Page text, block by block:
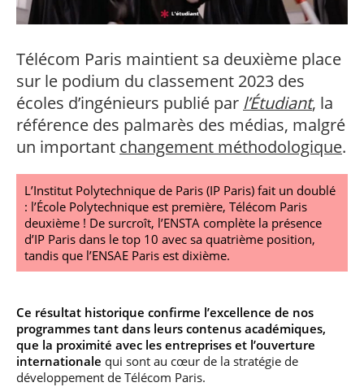
S’engager à Télécom
Paris
responsable : nos
Parcours Numérique
Enquête 1er emploi
Corps des Mines
donnant accès aux
Corps techniques de
l’État
Artificielle en
alternance
Expert
cybersécurité des
réseaux et des
systèmes
d’information
Intelligence
Intelligence
Artificielle
multimodale et
autonome
Je suis élève en
situation de
faire ?
Vous êtes admis,
préparez votre
arrivée
Financement
solutions Mastère
Spécialisé
Brochures &
contacts
Événements des
formations de
professionnel
• Journaliste
• Diplômé
• Créateur d’entreprise
Télécom Paris maintient sa deuxième place
sur le podium du classement 2023 des
écoles d’ingénieurs publié par l’Étudiant, la
référence des palmarès des médias, malgré
un important changement méthodologique.
L’Institut Polytechnique de Paris (IP Paris) fait un doublé
: l’École Polytechnique est première, Télécom Paris
deuxième ! De surcroît, l’ENSTA complète la présence
d’IP Paris dans le top 10 avec sa quatrième position,
tandis que l’ENSAE Paris est dixième.
Ce résultat historique confirme l’excellence de nos
programmes tant dans leurs contenus académiques,
que la proximité avec les entreprises et l’ouverture
internationale qui sont au cœur de la stratégie de
développement de Télécom Paris.